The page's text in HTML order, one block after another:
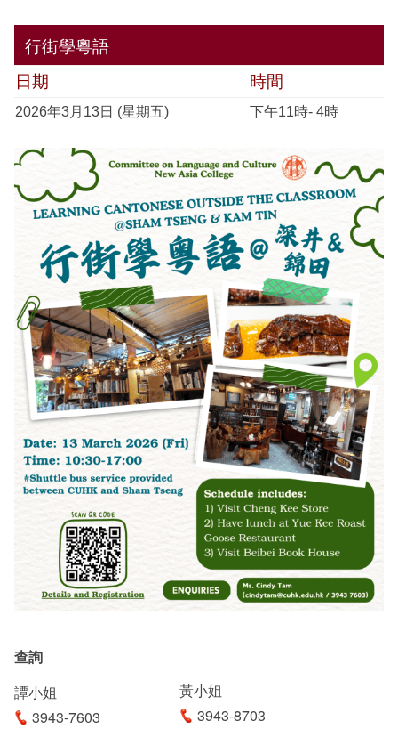
行街學粵語
日期 時間
2026年3月13日 (星期五) 下午11時- 4時
查詢
譚小姐
3943-7603
黃小姐
3943-8703